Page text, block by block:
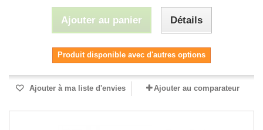
Ajouter au panier Détails
Produit disponible avec d'autres options
Ajouter à ma liste d'envies Ajouter au comparateur